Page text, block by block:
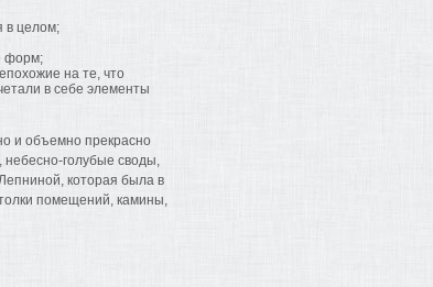
в целом;
форм;
на те, что
в себе элементы
и объемно прекрасно
голубые своды,
которая была в
помещений, камины,